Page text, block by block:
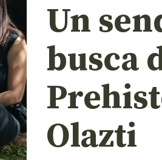
Un
busca
Olazti